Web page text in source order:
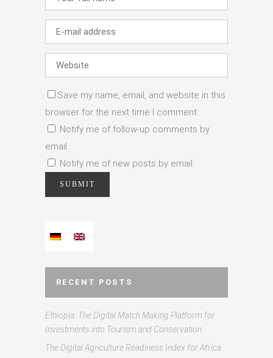
Save my name, email, and website in this
browser for the next time I comment.
Notify me of follow-up comments by
email.
Notify me of new posts by email.
RECENT POSTS
Ethiopia: The Digital Match Making Platform for
Investments into Tourism and Conservation
The Digital Agriculture Readiness Index for Africa